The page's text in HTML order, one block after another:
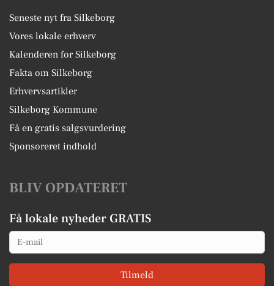
Seneste nyt fra Silkeborg
Vores lokale erhverv
Kalenderen for Silkeborg
Fakta om Silkeborg
Erhvervsartikler
Silkeborg Kommune
Få en gratis salgsvurdering
Sponsoreret indhold
BLIV OPDATERET
Få lokale nyheder GRATIS
Email
Tilmeld